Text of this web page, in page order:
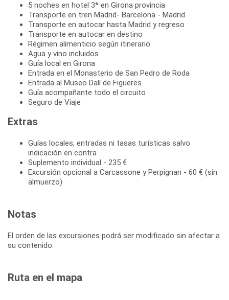
5 noches en hotel 3* en Girona provincia
Transporte en tren Madrid- Barcelona - Madrid
Transporte en autocar hasta Madrid y regreso
Transporte en autocar en destino
Régimen alimenticio según itinerario
Agua y vino incluidos
Guía local en Girona
Entrada en el Monasterio de San Pedro de Roda
Entrada al Museo Dalí de Figueres
Guía acompañante todo el circuito
Seguro de Viaje
Extras
Guías locales, entradas ni tasas turísticas salvo
indicación en contra
Suplemento individual - 235 €
Excursión opcional a Carcassone y Perpignan - 60 € (sin
almuerzo)
Notas
El orden de las excursiones podrá ser modificado sin afectar a
su contenido.
Ruta en el mapa